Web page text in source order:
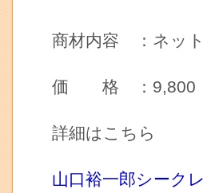
商材内容 ：ネッ
価 格 ：9,800
詳細はこちら
山口裕一郎シーク